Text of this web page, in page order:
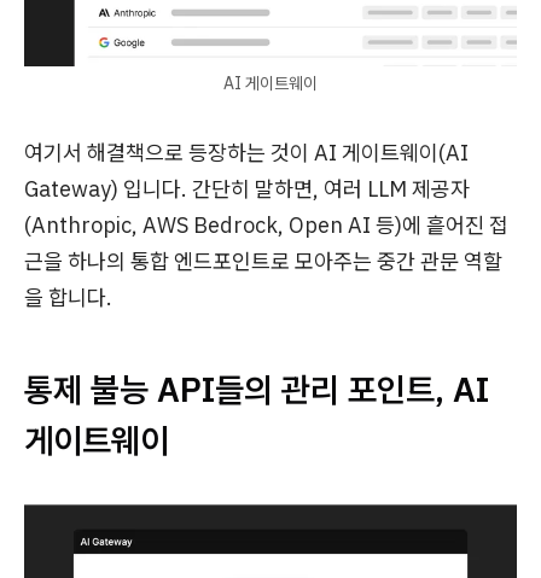
AI 게이트웨이
여기서 해결책으로 등장하는 것이 AI 게이트웨이(AI
Gateway) 입니다. 간단히 말하면, 여러 LLM 제공자
(Anthropic, AWS Bedrock, Open AI 등)에 흩어진 접
근을 하나의 통합 엔드포인트로 모아주는 중간 관문 역할
을 합니다.
통제 불능 API들의 관리 포인트, AI
게이트웨이